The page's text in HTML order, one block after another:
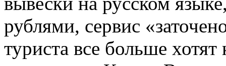
рублями, сервис
туриста все больше